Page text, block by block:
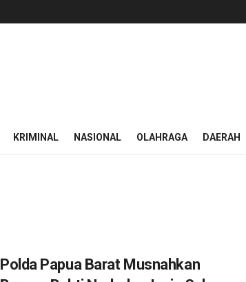
KRIMINAL NASIONAL OLAHRAGA DAERAH
Polda Papua Barat Musnahkan